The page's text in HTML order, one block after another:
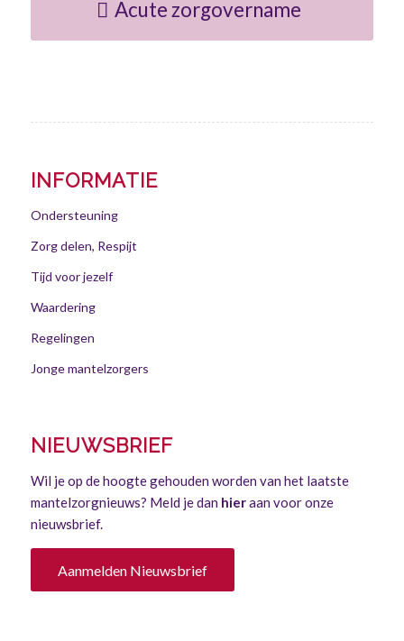
Acute zorgovername
INFORMATIE
Ondersteuning
Zorg delen, Respijt
Tijd voor jezelf
Waardering
Regelingen
Jonge mantelzorgers
NIEUWSBRIEF
Wil je op de hoogte gehouden worden van het laatste
mantelzorgnieuws? Meld je dan hieraan voor onze
nieuwsbrief.
Aanmelden Nieuwsbrief